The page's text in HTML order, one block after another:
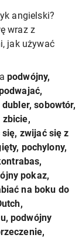
angielski?
wraz z
jak używać
podwójny,
sobowtór,
zbicie,
zwijać się z
pochylony,
pokaz,
na boku do
podwójny